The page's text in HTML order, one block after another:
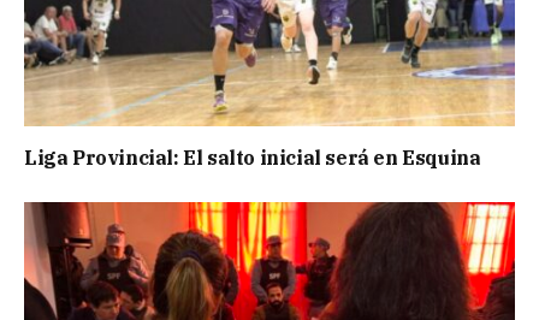
Liga Provincial: El salto inicial será en Esquina